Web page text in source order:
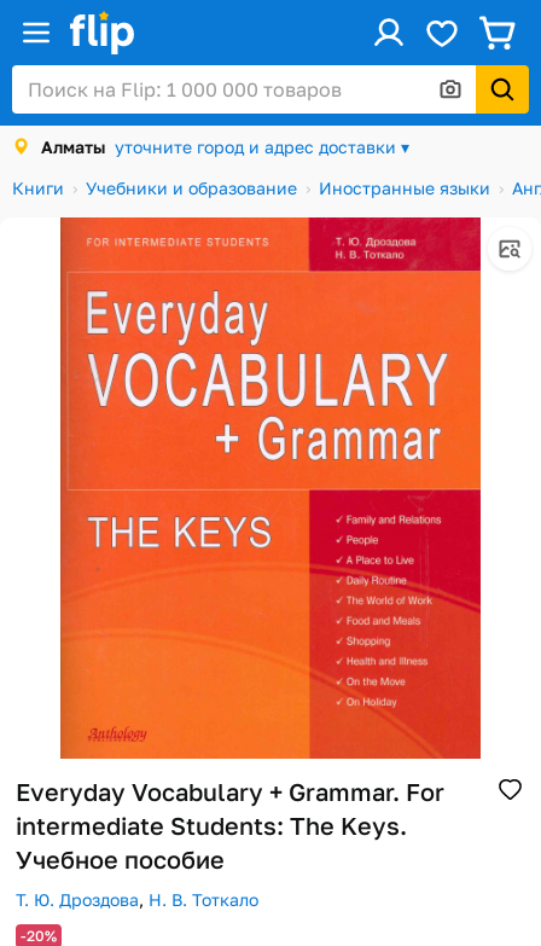
Алматы уточните город и адрес доставки ▾
Книги
Учебники и образование Иностранные языки
Everyday Vocabulary + Grammar. For
intermediate Students: The Keys.
Учебное пособие
Т. Ю. Дроздова, Н. В. Тоткало
-20%
Войти / Регистрация
Каталог
Подарочные карты
Заказы
Посылки
Алматы
История просмотров